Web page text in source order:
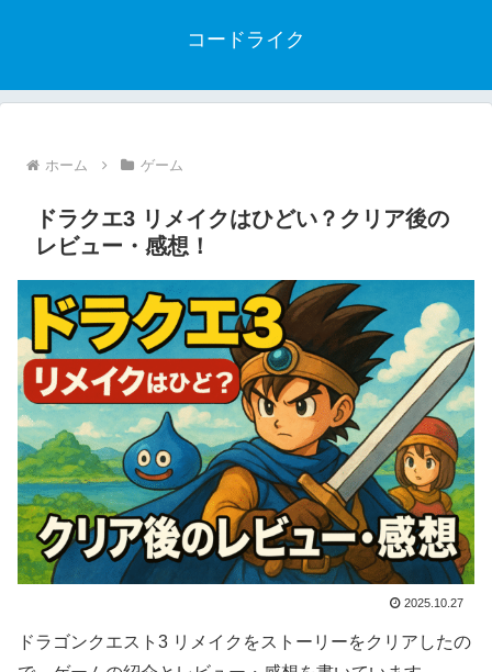
コードライク
ホーム ゲーム
ドラクエ3 リメイクはひどい？クリア後の
レビュー・感想！
2025.10.27
ドラゴンクエスト3 リメイクをストーリーをクリアしたの